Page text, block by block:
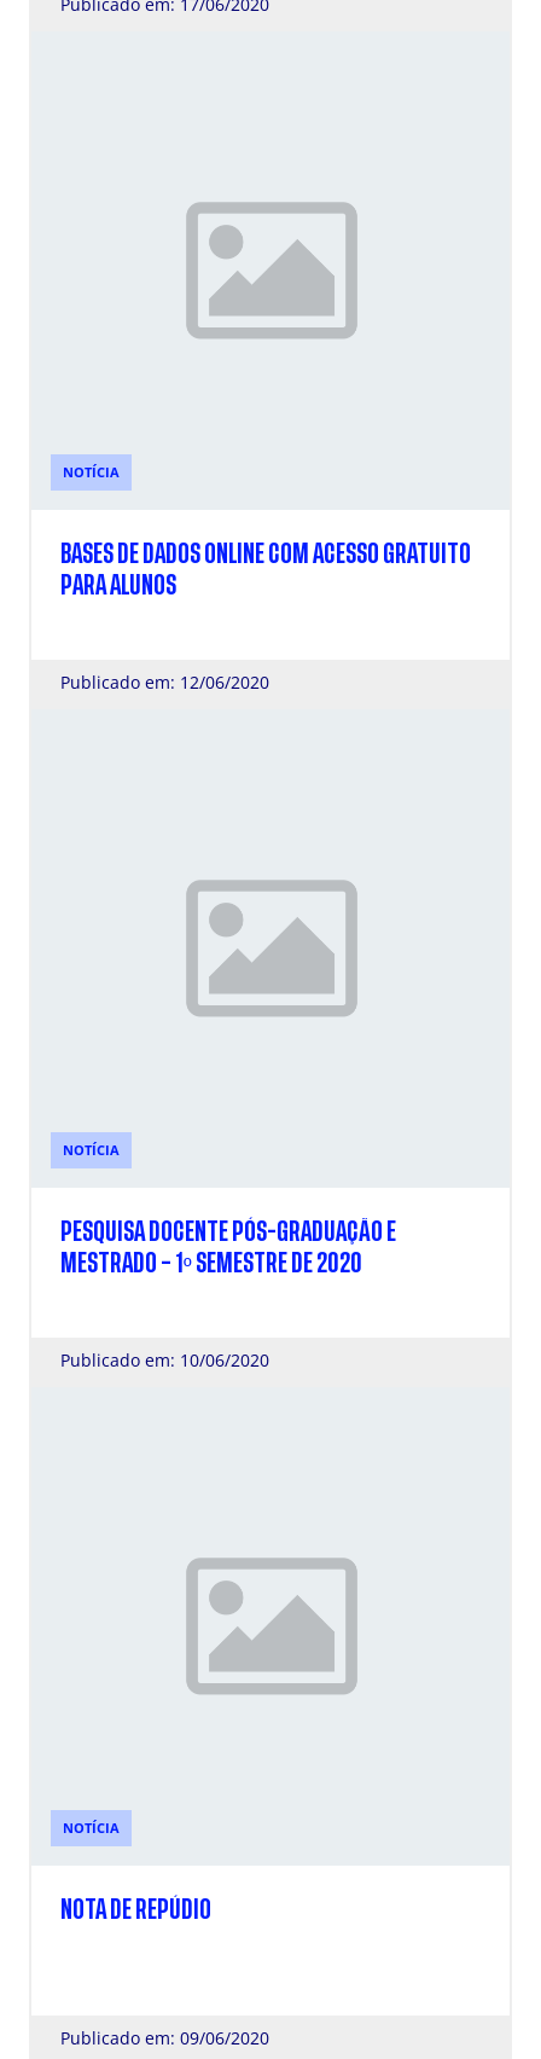
NOTÍCIA
BASES DE DADOS ONLINE COM ACESSO GRATUITO
PARA ALUNOS
Publicado em: 12/06/2020
NOTÍCIA
PESQUISA DOCENTE PÓS-GRADUAÇÃO E
MESTRADO – 1º SEMESTRE DE 2020
Publicado em: 10/06/2020
NOTÍCIA
NOTA DE REPÚDIO
Publicado em: 09/06/2020